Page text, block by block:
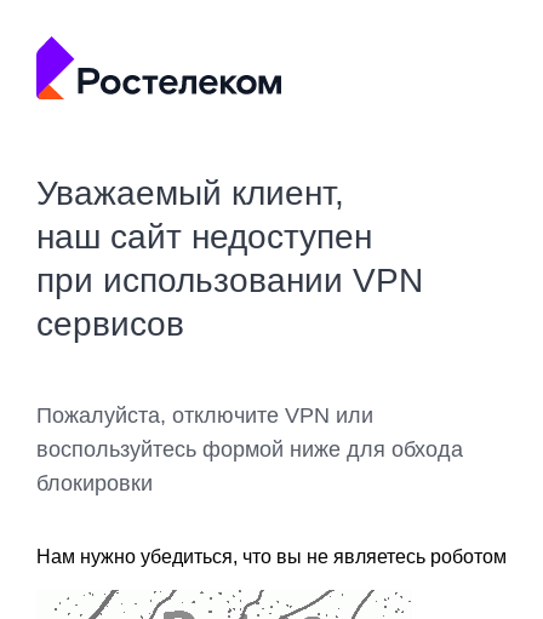
Уважаемый клиент,
наш сайт недоступен
при использовании VPN
сервисов
Пожалуйста, отключите VPN или
воспользуйтесь формой ниже для обхода
блокировки
Нам нужно убедиться, что вы не являетесь роботом